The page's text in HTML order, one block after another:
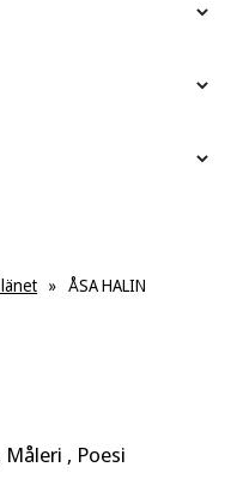
» ÅSA HALIN
, Poesi